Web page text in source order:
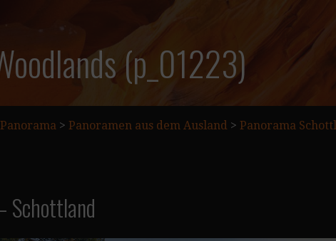
(p_01223)
Panorama > Panoramen aus dem Ausland > Panorama
Schottland